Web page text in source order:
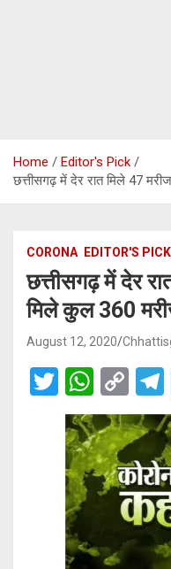
Home
Editor's Pick
छत्तीसगढ़ में देर रात मिले 47
CORONA EDITOR'S PICK
छत्तीसगढ़ में देर
मिले कुल 360
August 12, 2020
T
wi
tt
er
W
h
at
s
A
p
C
o
py
Li
n
k